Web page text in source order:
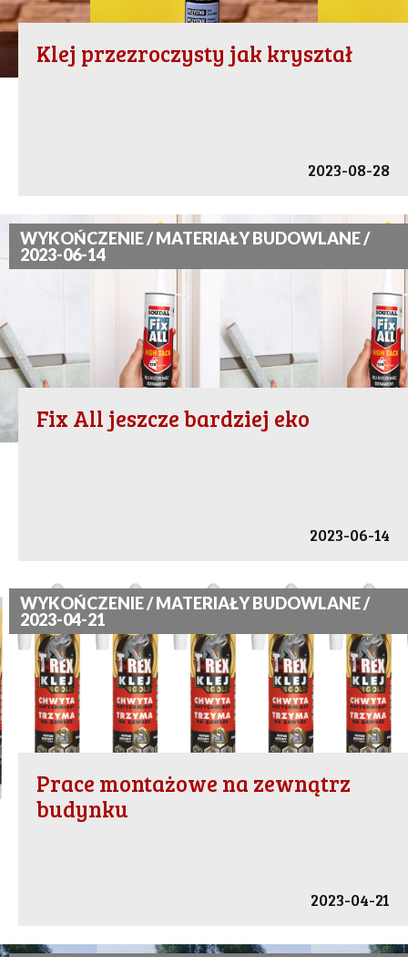
Klej przezroczysty jak kryształ
2023-08-28
WYKOŃCZENIE / MATERIAŁY BUDOWLANE /
2023-06-14
Fix All jeszcze bardziej eko
2023-06-14
WYKOŃCZENIE / MATERIAŁY BUDOWLANE /
2023-04-21
Prace montażowe na zewnątrz
budynku
2023-04-21